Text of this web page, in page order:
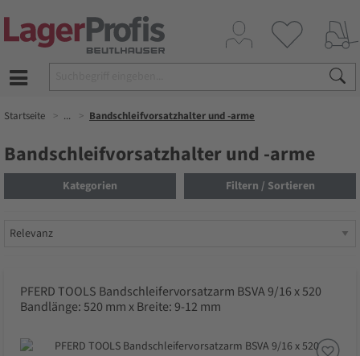
Startseite ... Bandschleifvorsatzhalter und -arme
Bandschleifvorsatzhalter und -arme
Kategorien Filtern / Sortieren
PFERD TOOLS Bandschleifervorsatzarm BSVA 9/16 x 520
Bandlänge: 520 mm x Breite: 9-12 mm